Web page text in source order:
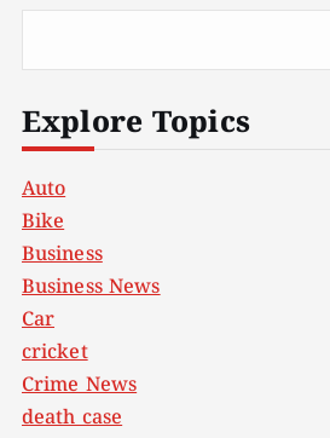
Explore Topics
Auto
Bike
Business
Business News
Car
cricket
Crime News
death case